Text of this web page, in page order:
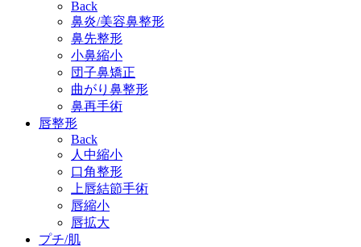
Back
鼻炎/美容鼻整形
鼻先整形
小鼻縮小
団子鼻矯正
曲がり鼻整形
鼻再手術
唇整形
Back
人中縮小
口角整形
上唇結節手術
唇縮小
唇拡大
プチ/肌